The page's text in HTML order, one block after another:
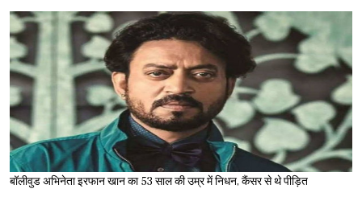
बॉलीवुड अभिनेता इरफान खान का 53 साल की उम्र में निधन, कैंसर से थे पीड़ित